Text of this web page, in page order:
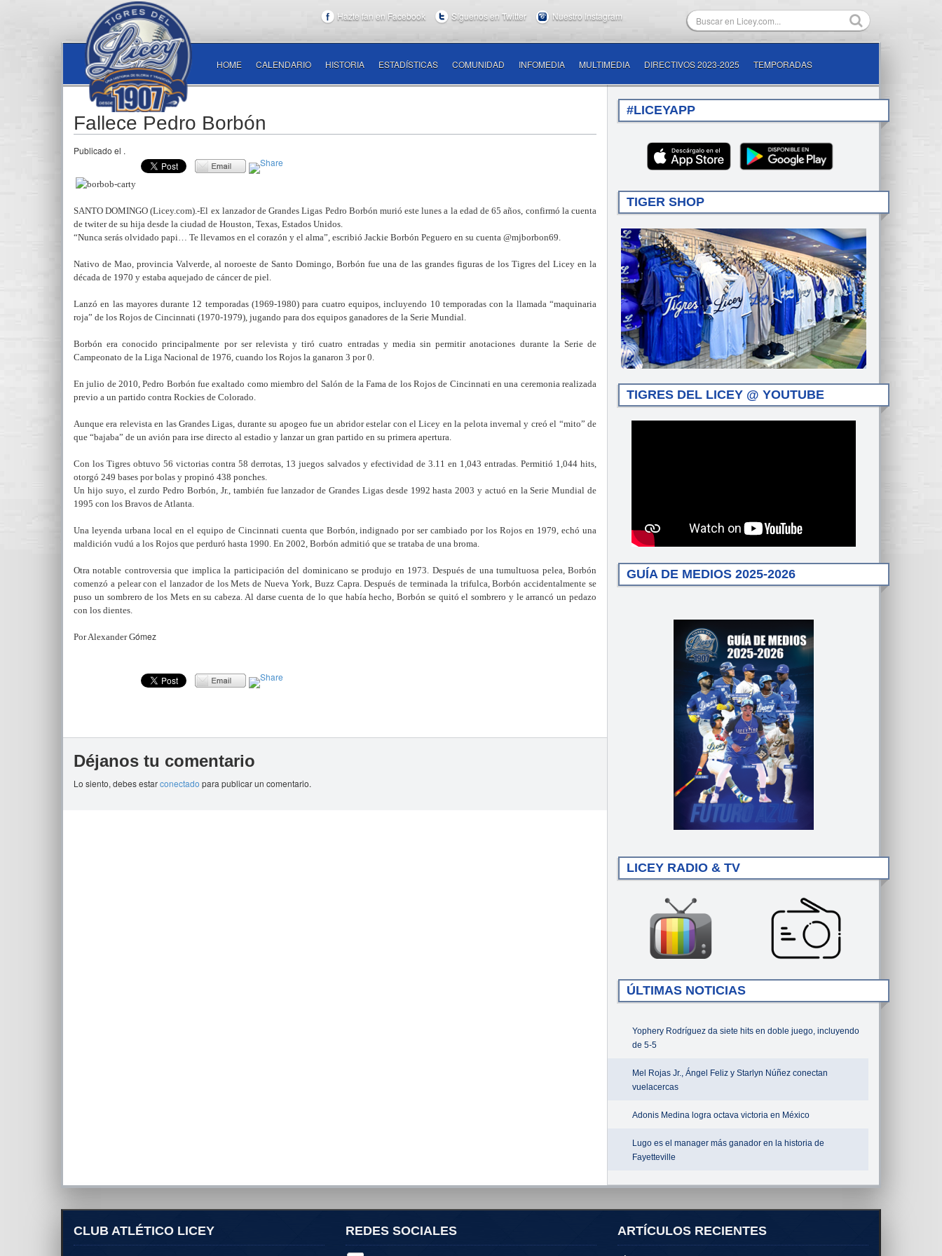
Hazte fan en Facebook Síguenos en Twitter Nuestro Instagram
HOME CALENDARIO HISTORIA ESTADÍSTICAS COMUNIDAD INFOMEDIA MULTIMEDIA DIRECTIVOS 2023-2025 TEMPORADAS
Fallece Pedro Borbón
Publicado el .
SANTO DOMINGO (Licey.com).-El ex lanzador de Grandes Ligas Pedro Borbón murió este lunes a la edad de 65 años, confirmó la cuenta
de twiter de su hija desde la ciudad de Houston, Texas, Estados Unidos.
“Nunca serás olvidado papi… Te llevamos en el corazón y el alma”, escribió Jackie Borbón Peguero en su cuenta @mjborbon69.
Nativo de Mao, provincia Valverde, al noroeste de Santo Domingo, Borbón fue una de las grandes figuras de los Tigres del Licey en la
década de 1970 y estaba aquejado de cáncer de piel.
Lanzó en las mayores durante 12 temporadas (1969-1980) para cuatro equipos, incluyendo 10 temporadas con la llamada “maquinaria
roja” de los Rojos de Cincinnati (1970-1979), jugando para dos equipos ganadores de la Serie Mundial.
Borbón era conocido principalmente por ser relevista y tiró cuatro entradas y media sin permitir anotaciones durante la Serie de
Campeonato de la Liga Nacional de 1976, cuando los Rojos la ganaron 3 por 0.
En julio de 2010, Pedro Borbón fue exaltado como miembro del Salón de la Fama de los Rojos de Cincinnati en una ceremonia realizada
previo a un partido contra Rockies de Colorado.
Aunque era relevista en las Grandes Ligas, durante su apogeo fue un abridor estelar con el Licey en la pelota invernal y creó el “mito” de
que “bajaba” de un avión para irse directo al estadio y lanzar un gran partido en su primera apertura.
Con los Tigres obtuvo 56 victorias contra 58 derrotas, 13 juegos salvados y efectividad de 3.11 en 1,043 entradas. Permitió 1,044 hits,
otorgó 249 bases por bolas y propinó 438 ponches.
Un hijo suyo, el zurdo Pedro Borbón, Jr., también fue lanzador de Grandes Ligas desde 1992 hasta 2003 y actuó en la Serie Mundial de
1995 con los Bravos de Atlanta.
Una leyenda urbana local en el equipo de Cincinnati cuenta que Borbón, indignado por ser cambiado por los Rojos en 1979, echó una
maldición vudú a los Rojos que perduró hasta 1990. En 2002, Borbón admitió que se trataba de una broma.
Otra notable controversia que implica la participación del dominicano se produjo en 1973. Después de una tumultuosa pelea, Borbón
comenzó a pelear con el lanzador de los Mets de Nueva York, Buzz Capra. Después de terminada la trifulca, Borbón accidentalmente se
puso un sombrero de los Mets en su cabeza. Al darse cuenta de lo que había hecho, Borbón se quitó el sombrero y le arrancó un pedazo
con los dientes.
Por Alexander Gómez
Déjanos tu comentario
Lo siento, debes estarconectado para publicar un comentario.
#LICEYAPP
TIGER SHOP
TIGRES DEL LICEY @ YOUTUBE
GUÍA DE MEDIOS 2025-2026
LICEY RADIO & TV
ÚLTIMAS NOTICIAS
Yophery Rodríguez da siete hits en doble juego, incluyendo
de 5-5
Mel Rojas Jr., Ángel Feliz y Starlyn Núñez conectan
vuelacercas
Adonis Medina logra octava victoria en México
Lugo es el manager más ganador en la historia de
Fayetteville
CLUB ATLÉTICO LICEY REDES SOCIALES ARTÍCULOS RECIENTES